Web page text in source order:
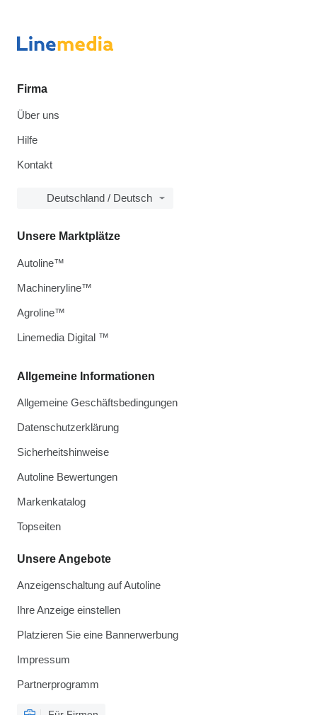
Firma
Über uns
Hilfe
Kontakt
Deutschland / Deutsch
Allgemeine Informationen
Allgemeine Geschäftsbedingungen
Datenschutzerklärung
Sicherheitshinweise
Autoline Bewertungen
Markenkatalog
Topseiten
Unsere Angebote
Anzeigenschaltung auf Autoline
Ihre Anzeige einstellen
Platzieren Sie eine Bannerwerbung
Impressum
Partnerprogramm
Unsere Marktplätze
Autoline™
Machineryline™
Agroline™
Linemedia Digital ™